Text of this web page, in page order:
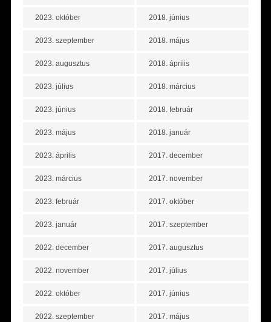
2023. október
2023. szeptember
2023. augusztus
2023. július
2023. június
2023. május
2023. április
2023. március
2023. február
2023. január
2022. december
2022. november
2022. október
2022. szeptember
2018. június
2018. május
2018. április
2018. március
2018. február
2018. január
2017. december
2017. november
2017. október
2017. szeptember
2017. augusztus
2017. július
2017. június
2017. május